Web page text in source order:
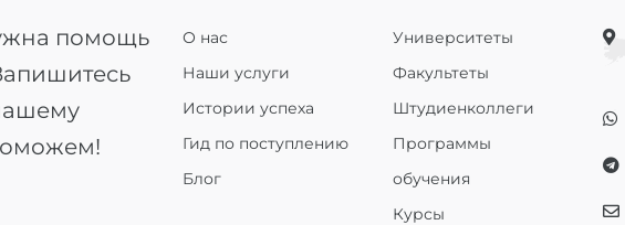
помощь
О нас
Наши услуги
Истории успеха
Гид по поступлению
Блог
Университеты
Факультеты
Штудиенколлеги
Программы
обучения
Курсы